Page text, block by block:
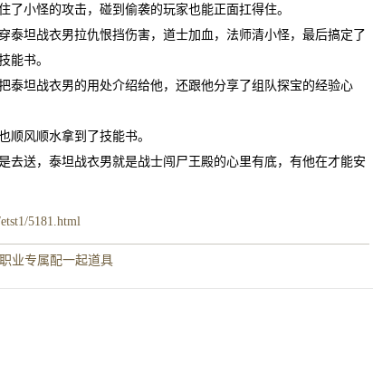
了小怪的攻击，碰到偷袭的玩家也能正面扛得住。
泰坦战衣男拉仇恨挡伤害，道士加血，法师清小怪，最后搞定了
能书。
泰坦战衣男的用处介绍给他，还跟他分享了组队探宝的经验心
顺风顺水拿到了技能书。
去送，泰坦战衣男就是战士闯尸王殿的心里有底，有他在才能安
5181.html
业专属配一起道具